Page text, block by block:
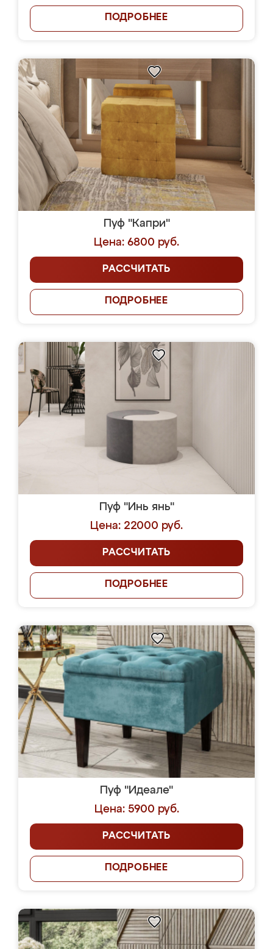
ПОДРОБНЕЕ
Пуф "Капри"
Цена: 6800 руб.
РАССЧИТАТЬ
ПОДРОБНЕЕ
Пуф "Инь янь"
Цена: 22000 руб.
РАССЧИТАТЬ
ПОДРОБНЕЕ
Пуф "Идеале"
Цена: 5900 руб.
РАССЧИТАТЬ
ПОДРОБНЕЕ